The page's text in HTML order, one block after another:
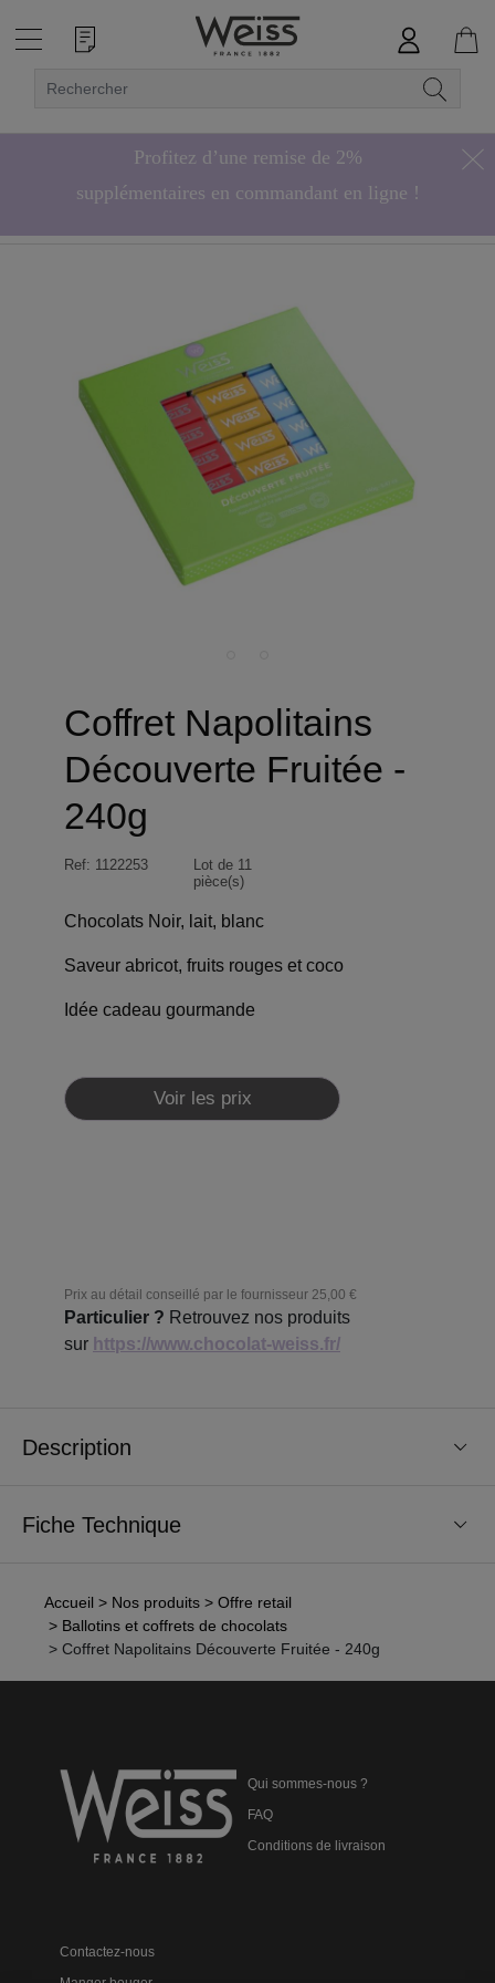
Profitez d’une remise de 2%
supplémentaires en commandant en ligne !
Coffret Napolitains
Découverte Fruitée -
240g
Ref: 1122253
Lot de 11
pièce(s)
Chocolats Noir, lait, blanc
Saveur abricot, fruits rouges et coco
Idée cadeau gourmande
Voir les prix
Prix au détail conseillé par le fournisseur 25,00 €
Particulier ? Retrouvez nos produits
sur https://www.chocolat-weiss.fr/
Description
Fiche Technique
Accueil > Nos produits > Offre retail
> Ballotins et coffrets de chocolats
> Coffret Napolitains Découverte Fruitée - 240g
Qui sommes-nous ?
FAQ
Conditions de livraison
Contactez-nous